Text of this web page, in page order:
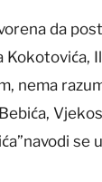
da
Kokotovića,
nema
se